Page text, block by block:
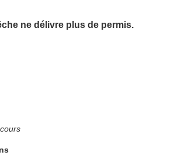
ne délivre plus de permis.